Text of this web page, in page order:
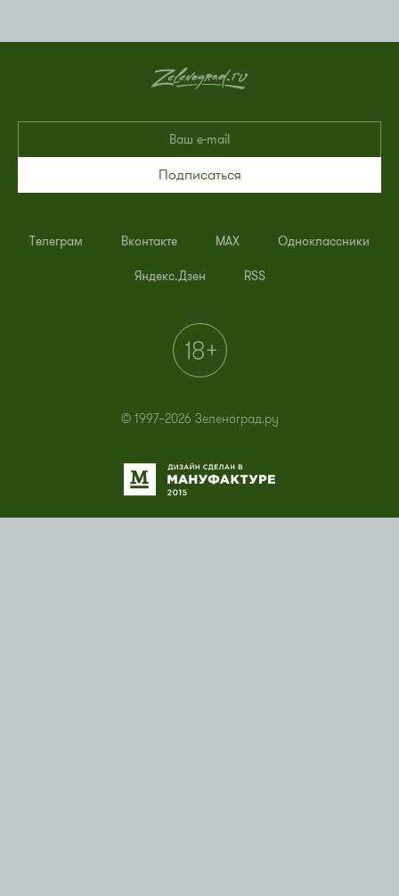
Подписаться
Телеграм Вконтакте MAX Одноклассники
Яндекс.Дзен RSS
© 1997–2026 Зеленоград.ру